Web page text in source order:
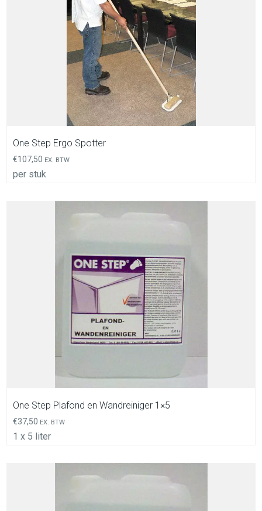
In Winkelwagen
One Step Ergo Spotter
€107,50 EX. BTW
per stuk
In Winkelwagen
One Step Plafond en Wandreiniger 1×5
€37,50 EX. BTW
1 x 5 liter